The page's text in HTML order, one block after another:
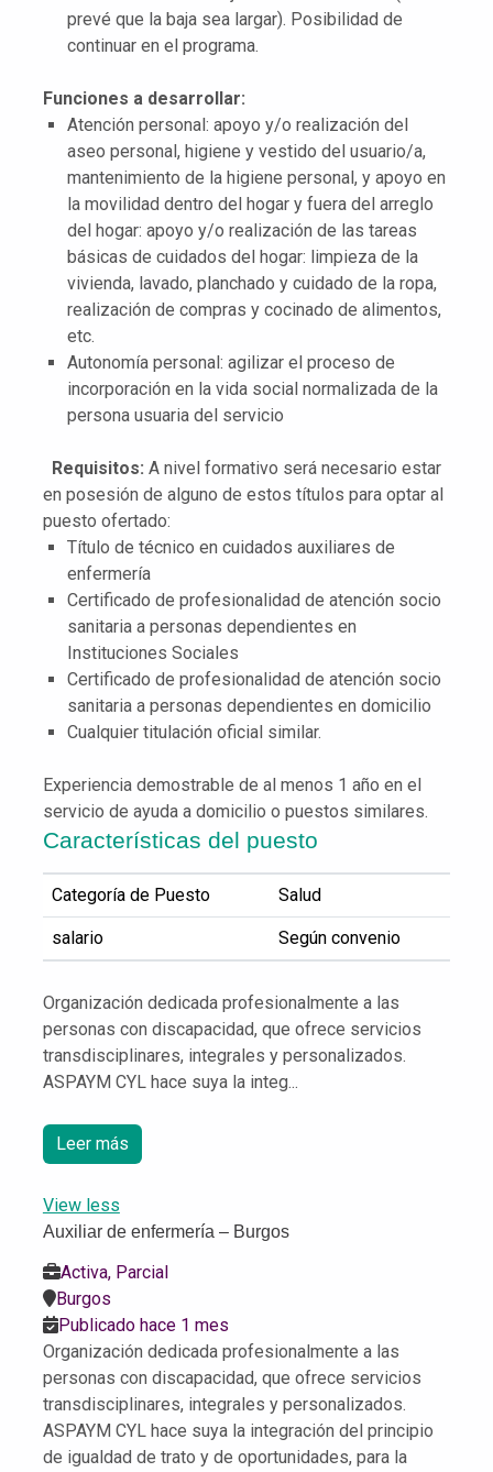
prevé que la baja sea largar). Posibilidad de
continuar en el programa.
Funciones a desarrollar:
Atención personal: apoyo y/o realización del
aseo personal, higiene y vestido del usuario/a,
mantenimiento de la higiene personal, y apoyo en
la movilidad dentro del hogar y fuera del arreglo
del hogar: apoyo y/o realización de las tareas
básicas de cuidados del hogar: limpieza de la
vivienda, lavado, planchado y cuidado de la ropa,
realización de compras y cocinado de alimentos,
etc.
Autonomía personal: agilizar el proceso de
incorporación en la vida social normalizada de la
persona usuaria del servicio
Requisitos: A nivel formativo será necesario estar
en posesión de alguno de estos títulos para optar al
puesto ofertado:
Título de técnico en cuidados auxiliares de
enfermería
Certificado de profesionalidad de atención socio
sanitaria a personas dependientes en
Instituciones Sociales
Certificado de profesionalidad de atención socio
sanitaria a personas dependientes en domicilio
Cualquier titulación oficial similar.
Experiencia demostrable de al menos 1 año en el
servicio de ayuda a domicilio o puestos similares.
Características del puesto
Categoría de Puesto Salud
salario Según convenio
Organización dedicada profesionalmente a las
personas con discapacidad, que ofrece servicios
transdisciplinares, integrales y personalizados.
ASPAYM CYL hace suya la integ...
Leer más
View less
Auxiliar de enfermería – Burgos
Activa, Parcial
Burgos
Publicado hace 1 mes
Organización dedicada profesionalmente a las
personas con discapacidad, que ofrece servicios
transdisciplinares, integrales y personalizados.
ASPAYM CYL hace suya la integración del principio
de igualdad de trato y de oportunidades, para la